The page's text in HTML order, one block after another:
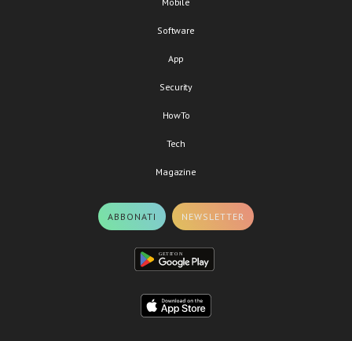
Software
App
Security
HowTo
Tech
Magazine
ABBONATI NEWSLETTER